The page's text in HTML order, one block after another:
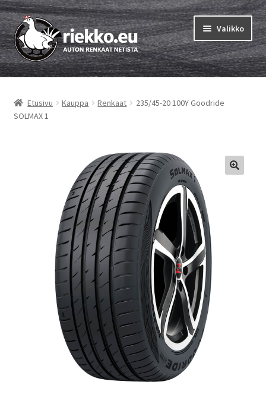
Siirry
navigointiin
Siirry
sisältöön
Valikko
Etusivu
Vinkit & ohjeet
Rengastestit
Etusivu Kauppa Renkaat
235/45-20 100Y Goodride
SOLMAX 1